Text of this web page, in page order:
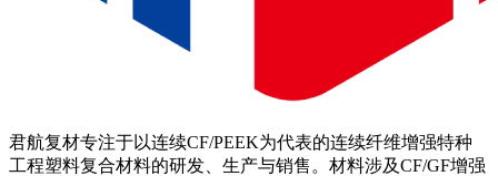
君航复材专注于以连续CF/PEEK为代表的连续纤维增强特种
工程塑料复合材料的研发、生产与销售。材料涉及CF/GF增强